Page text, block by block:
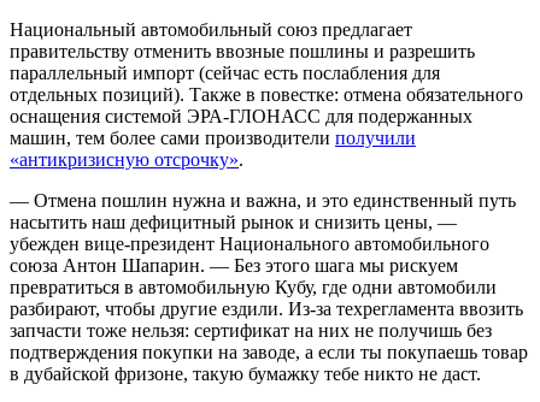
Национальный автомобильный союз предлагает
правительству отменить ввозные пошлины и разрешить
параллельный импорт (сейчас есть послабления для
отдельных позиций). Также в повестке: отмена обязательного
оснащения системой ЭРА-ГЛОНАСС для подержанных
машин, тем более сами производители получили
«антикризисную отсрочку».
— Отмена пошлин нужна и важна, и это единственный путь
насытить наш дефицитный рынок и снизить цены, —
убежден вице-президент Национального автомобильного
союза Антон Шапарин. — Без этого шага мы рискуем
превратиться в автомобильную Кубу, где одни автомобили
разбирают, чтобы другие ездили. Из-за техрегламента ввозить
запчасти тоже нельзя: сертификат на них не получишь без
подтверждения покупки на заводе, а если ты покупаешь товар
в дубайской фризоне, такую бумажку тебе никто не даст.